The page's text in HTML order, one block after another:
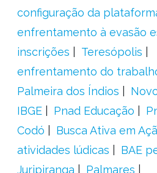
configuração da
enfrentamento à evasão
inscrições
Teresópolis
enfrentamento do
Palmeira dos Índios
IBGE
Pnad Educação
Codó
Busca Ativa em
atividades lúdicas
BAE
Juripiranga
Palmares